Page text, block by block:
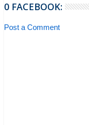
0 FACEBOOK:
Post a Comment